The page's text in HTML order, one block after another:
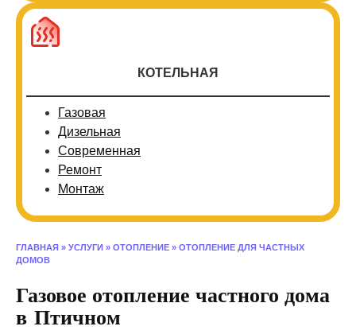
КОТЕЛЬНАЯ
Газовая
Дизельная
Современная
Ремонт
Монтаж
ГЛАВНАЯ » УСЛУГИ » ОТОПЛЕНИЕ » ОТОПЛЕНИЕ ДЛЯ ЧАСТНЫХ
ДОМОВ
Газовое отопление частного дома
в Птичном